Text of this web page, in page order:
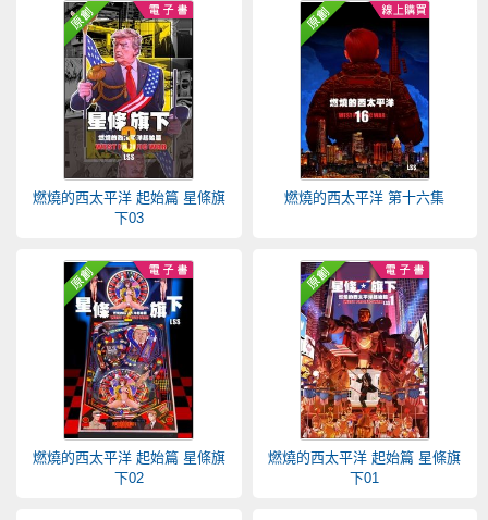
燃燒的西太平洋 起始篇 星條旗
下03
燃燒的西太平洋 第十六集
燃燒的西太平洋 起始篇 星條旗
下02
燃燒的西太平洋 起始篇 星條旗
下01